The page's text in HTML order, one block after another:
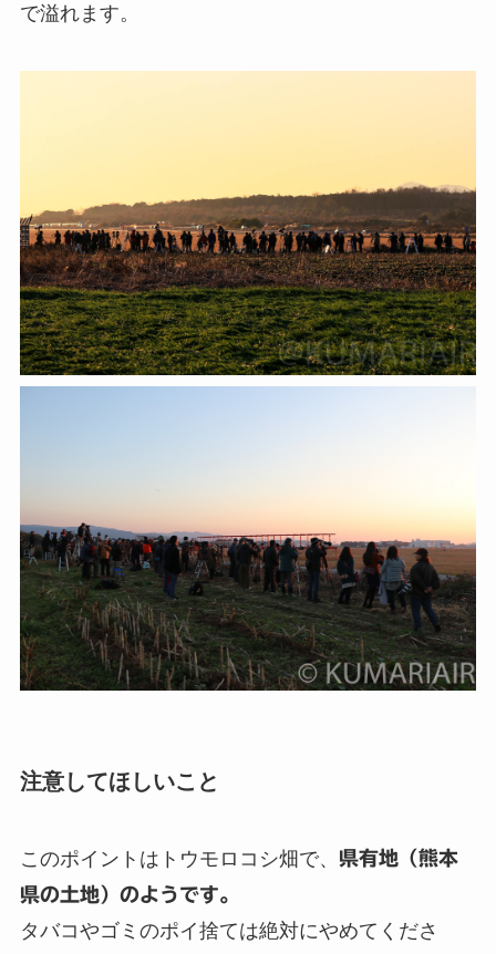
で溢れます。
注意してほしいこと
このポイントはトウモロコシ畑で、
県有地（熊本
県の土地）のようです。
タバコやゴミのポイ捨ては絶対にやめてくださ